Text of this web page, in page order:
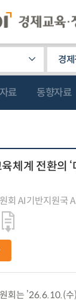
경
료 동향자료
체계 전환의 ‘
회 AI기반지원국
회는 ’26.6.10.(수